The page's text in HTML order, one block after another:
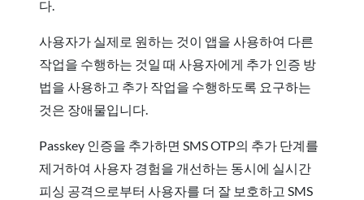
다.
사용자가 실제로 원하는 것이 앱을 사용하여 다른
작업을 수행하는 것일 때 사용자에게 추가 인증 방
법을 사용하고 추가 작업을 수행하도록 요구하는
것은 장애물입니다.
Passkey 인증을 추가하면 SMS OTP의 추가 단계를
제거하여 사용자 경험을 개선하는 동시에 실시간
피싱 공격으로부터 사용자를 더 잘 보호하고 SMS